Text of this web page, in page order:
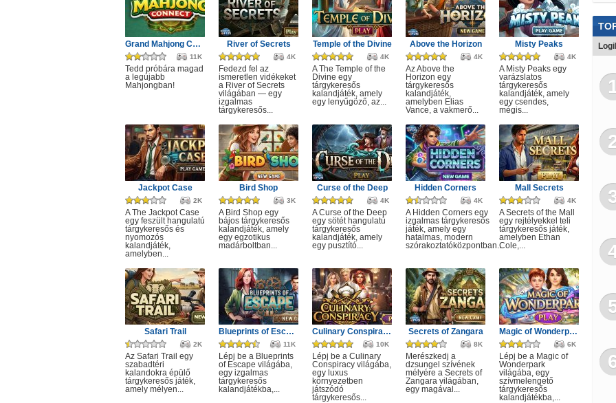
Grand Mahjong Connect
11K
Tedd próbára magad
a legújabb
Mahjongban!
River of Secrets
4K
Fedezd fel az
ismeretlen vidékeket
a River of Secrets
világában — egy
izgalmas
tárgykeresős...
Temple of the Divine
4K
A The Temple of the
Divine egy
tárgykeresős
kalandjáték, amely
egy lenyűgöző, az...
Above the Horizon
4K
Az Above the
Horizon egy
tárgykeresős
kalandjáték,
amelyben Elias
Vance, a vakmerő...
Misty Peaks
4K
A Misty Peaks egy
varázslatos
tárgykeresős
kalandjáték, amely
egy csendes,
mégis...
Jackpot Case
2K
A The Jackpot Case
egy feszült hangulatú
tárgykeresős és
nyomozós
kalandjáték,
amelyben...
Bird Shop
3K
A Bird Shop egy
bájos tárgykeresős
kalandjáték, amely
egy egzotikus
madárboltban...
Curse of the Deep
4K
A Curse of the Deep
egy sötét hangulatú
tárgykeresős
kalandjáték, amely
egy pusztító...
Hidden Corners
4K
A Hidden Corners egy
izgalmas tárgykeresős
játék, amely egy
hatalmas, modern
szórakoztatóközpontban...
Mall Secrets
4K
A Secrets of the Mall
egy rejtélyekkel teli
tárgykeresős játék,
amelyben Ethan
Cole,...
Safari Trail
2K
Az Safari Trail egy
szabadtéri
kalandokra épülő
tárgykeresős játék,
amely mélyen...
Blueprints of Escape
11K
Lépj be a Blueprints
of Escape világába,
egy izgalmas
tárgykeresős
kalandjátékba,...
Culinary Conspiracy
10K
Lépj be a Culinary
Conspiracy világába,
egy luxus
környezetben
játszódó
tárgykeresős...
Secrets of Zangara
8K
Merészkedj a
dzsungel szívének
mélyére a Secrets of
Zangara világában,
egy magával...
Magic of Wonderpark
6K
Lépj be a Magic of
Wonderpark
világába, egy
szívmelengető
tárgykeresős
kalandjátékba,...